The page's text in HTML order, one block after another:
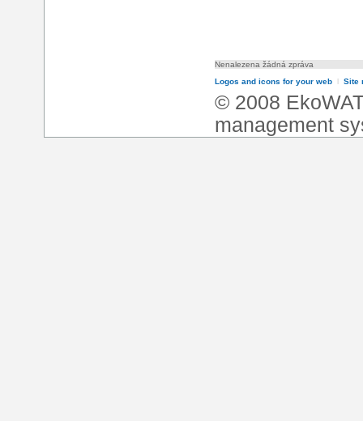
Nenalezena žádná zpráva
Logos and icons for your web l Site
© 2008
management